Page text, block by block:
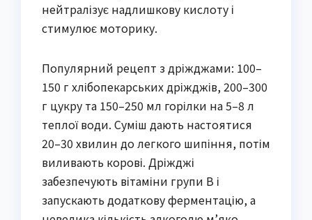
нейтралізує надлишкову кислоту і
стимулює моторику.
Популярний рецепт з дріжджами: 100–
150 г хлібопекарських дріжджів, 200–300
г цукру та 150–250 мл горілки на 5–8 л
теплої води. Суміш дають настоятися
20–30 хвилин до легкого шипіння, потім
виливають корові. Дріжджі
забезпечують вітаміни групи B і
запускають додаткову ферментацію, а